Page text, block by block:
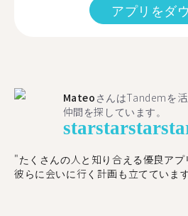
アプリをダ
Mateo さんはTandemを
仲間を探しています。
starstarstar
"たくさんの人と知り合える優良アプ
彼らに会いに行く計画も立てていま